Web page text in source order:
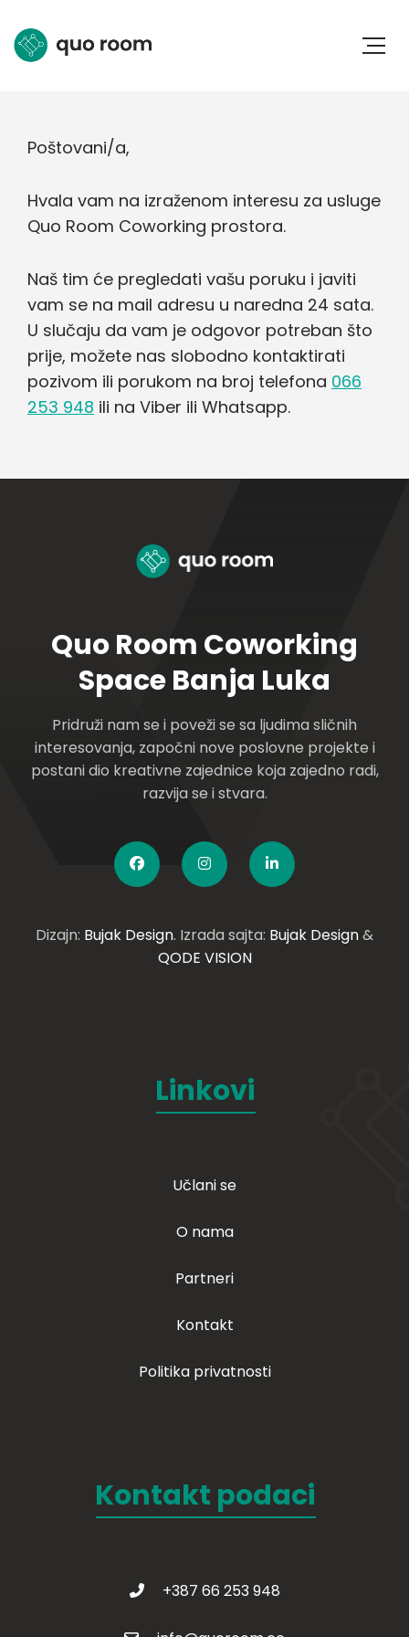
Poštovani/a,
Hvala vam na izraženom interesu za usluge
Quo Room Coworking prostora.
Naš tim će pregledati vašu poruku i javiti
vam se na mail adresu u naredna 24 sata.
U slučaju da vam je odgovor potreban što
prije, možete nas slobodno kontaktirati
pozivom ili porukom na broj telefona 066
253 948 ili na Viber ili Whatsapp.
Quo Room Coworking
Space Banja Luka
Pridruži nam se i poveži se sa ljudima sličnih
interesovanja, započni nove poslovne projekte i
postani dio kreativne zajednice koja zajedno radi,
razvija se i stvara.
Dizajn: Bujak Design. Izrada sajta: Bujak Design&
QODE VISION
Linkovi
Učlani se
O nama
Partneri
Kontakt
Politika privatnosti
Kontakt podaci
+387 66 253 948